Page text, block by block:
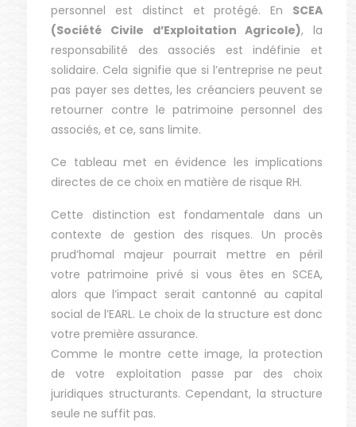
personnel est distinct et protégé. En SCEA
(Société Civile d’Exploitation Agricole), la
responsabilité des associés est indéfinie et
solidaire. Cela signifie que si l’entreprise ne peut
pas payer ses dettes, les créanciers peuvent se
retourner contre le patrimoine personnel des
associés, et ce, sans limite.
Ce tableau met en évidence les implications
directes de ce choix en matière de risque RH.
Cette distinction est fondamentale dans un
contexte de gestion des risques. Un procès
prud’homal majeur pourrait mettre en péril
votre patrimoine privé si vous êtes en SCEA,
alors que l’impact serait cantonné au capital
social de l’EARL. Le choix de la structure est donc
votre première assurance.
Comme le montre cette image, la protection
de votre exploitation passe par des choix
juridiques structurants. Cependant, la structure
seule ne suffit pas.